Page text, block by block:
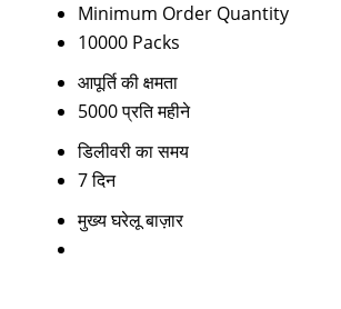
Minimum Order Quantity
10000 Packs
आपूर्ति की क्षमता
5000 प्रति महीने
डिलीवरी का समय
7 दिन
मुख्य घरेलू बाज़ार